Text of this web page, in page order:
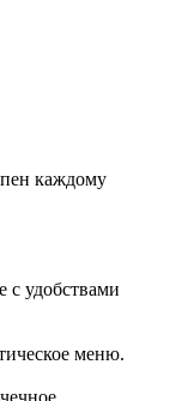
каждому
с удобствами
меню.